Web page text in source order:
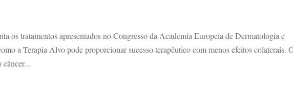
os tratamentos apresentados no Congresso da Academia Europeia de Dermatologia e
a Terapia Alvo pode proporcionar sucesso terapêutico com menos efeitos colaterais.
câncer...